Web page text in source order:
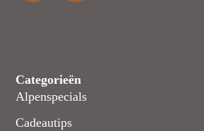
Categorieën
Alpenspecials
Cadeautips